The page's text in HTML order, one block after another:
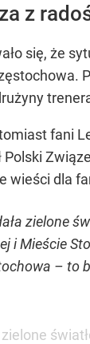
z
się, że
fani
wieści dla
zielone
i Mieście
– to